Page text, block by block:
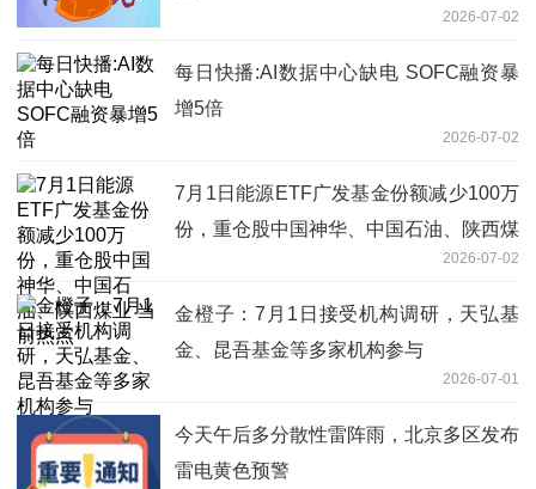
2026-07-02
每日快播:AI数据中心缺电 SOFC融资暴
增5倍
2026-07-02
7月1日能源ETF广发基金份额减少100万
份，重仓股中国神华、中国石油、陕西煤
2026-07-02
金橙子：7月1日接受机构调研，天弘基
金、昆吾基金等多家机构参与
2026-07-01
今天午后多分散性雷阵雨，北京多区发布
雷电黄色预警